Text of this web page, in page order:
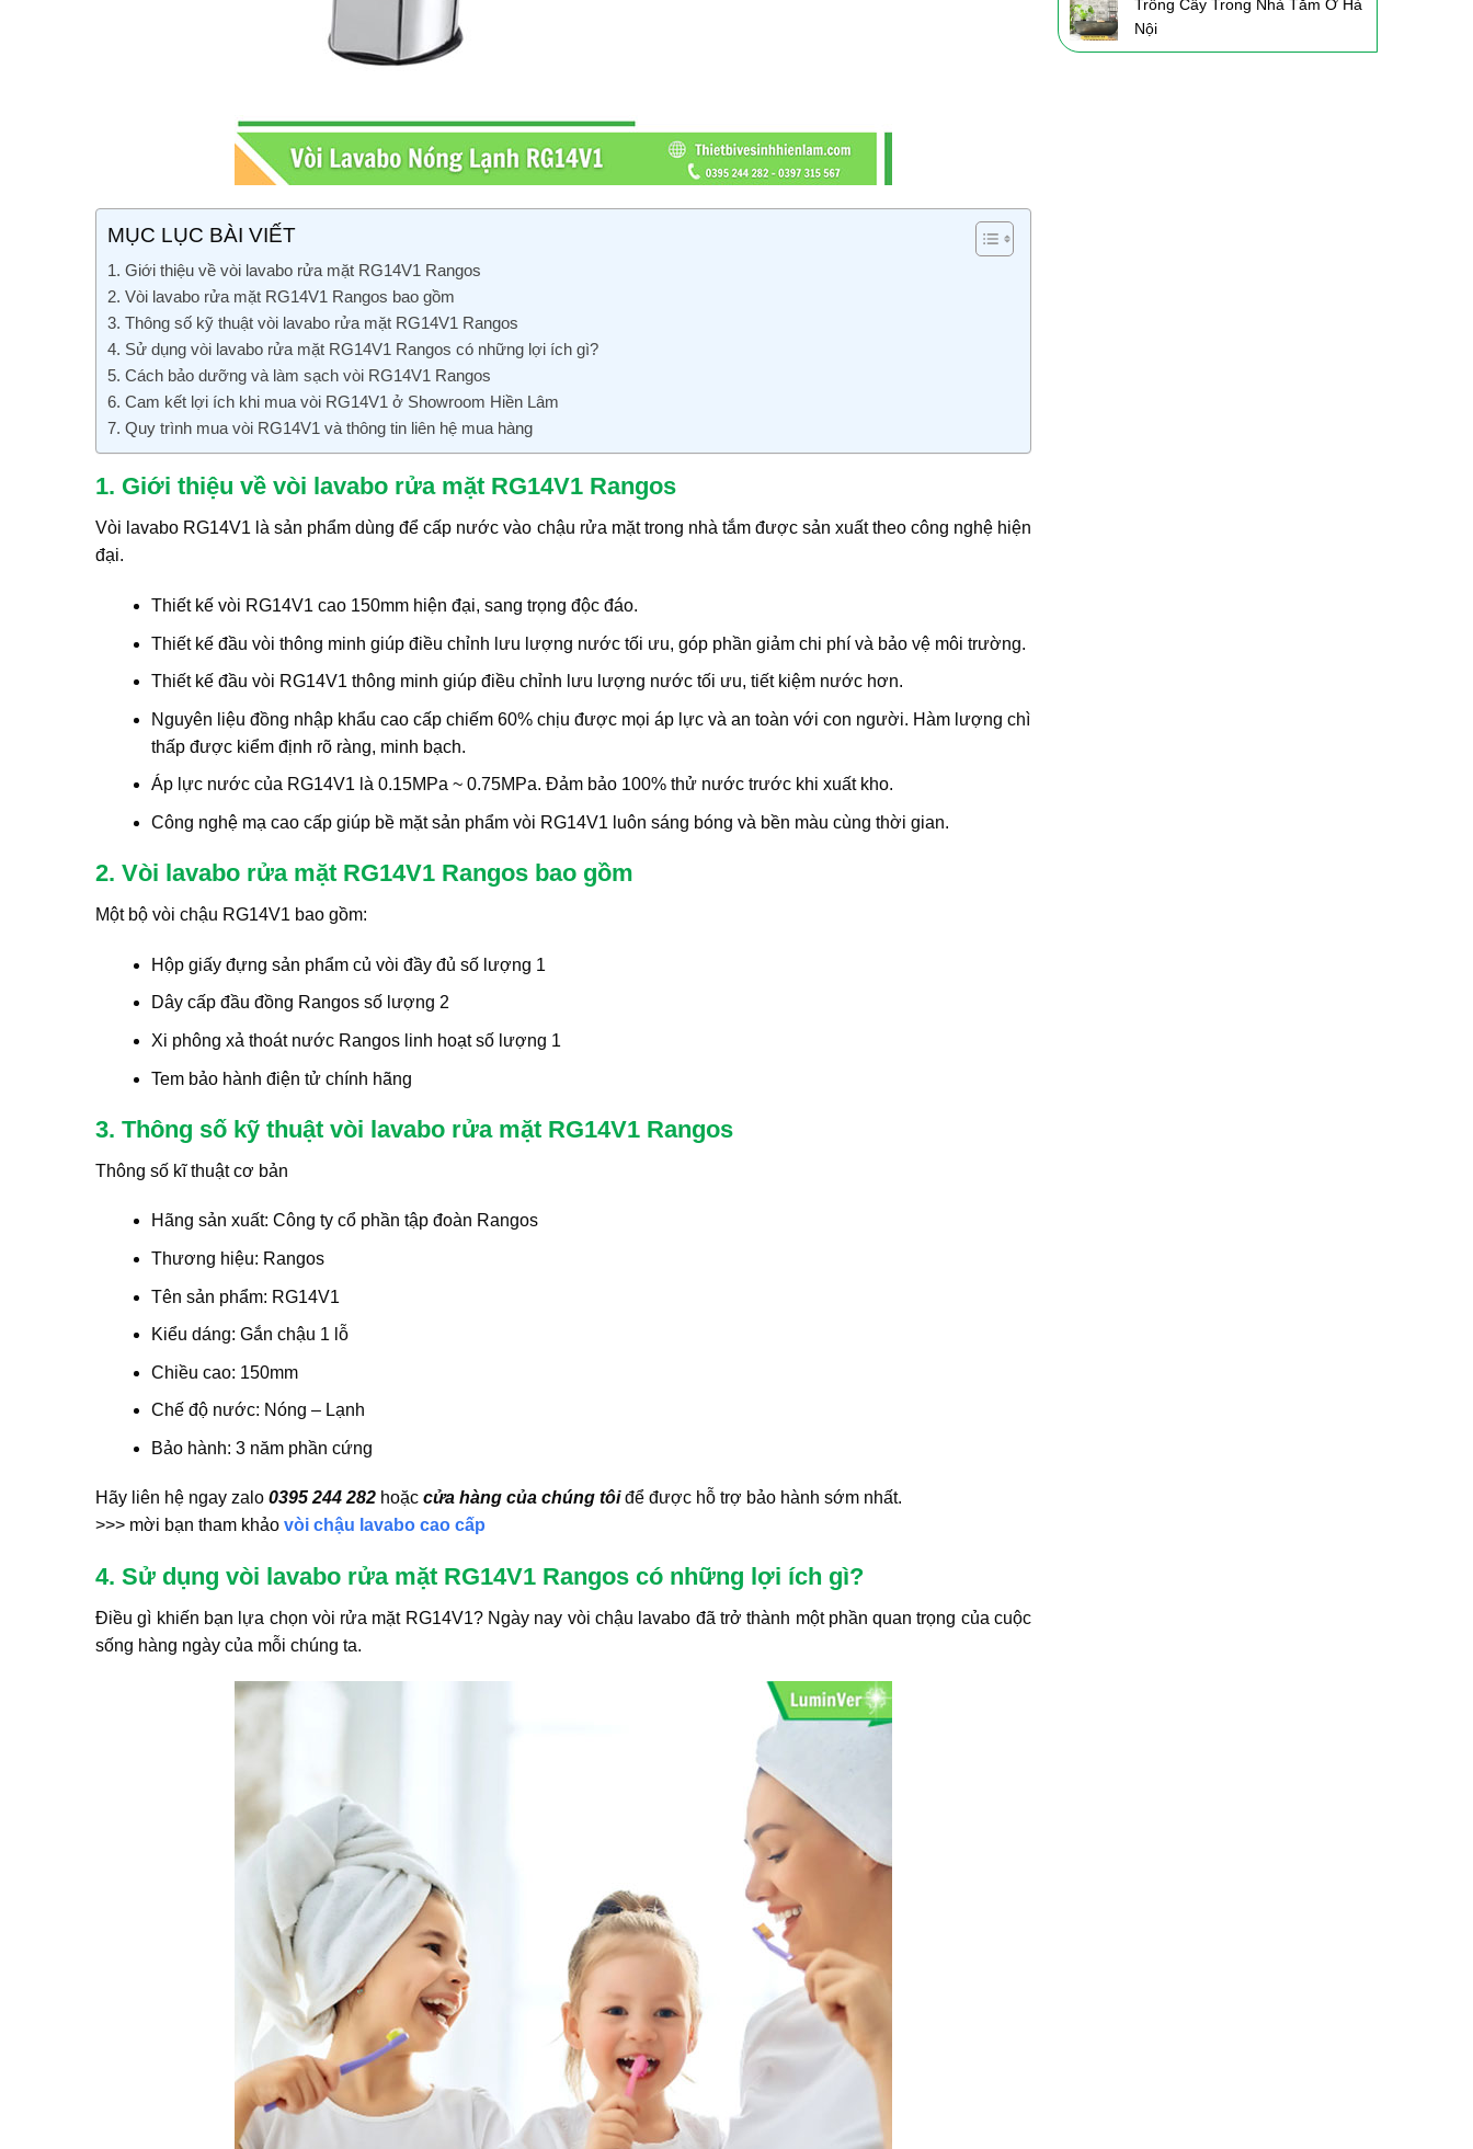
Trồng Cây Trong Nhà Tắm Ở Hà
Nội
MỤC LỤC BÀI VIẾT
1. Giới thiệu về vòi lavabo rửa mặt RG14V1 Rangos
2. Vòi lavabo rửa mặt RG14V1 Rangos bao gồm
3. Thông số kỹ thuật vòi lavabo rửa mặt RG14V1 Rangos
4. Sử dụng vòi lavabo rửa mặt RG14V1 Rangos có những lợi ích gì?
5. Cách bảo dưỡng và làm sạch vòi RG14V1 Rangos
6. Cam kết lợi ích khi mua vòi RG14V1 ở Showroom Hiền Lâm
7. Quy trình mua vòi RG14V1 và thông tin liên hệ mua hàng
1. Giới thiệu về vòi lavabo rửa mặt RG14V1 Rangos
Vòi lavabo RG14V1 là sản phẩm dùng để cấp nước vào chậu rửa mặt trong nhà tắm được sản xuất theo công nghệ hiện
đại.
Thiết kế vòi RG14V1 cao 150mm hiện đại, sang trọng độc đáo.
Thiết kế đầu vòi thông minh giúp điều chỉnh lưu lượng nước tối ưu, góp phần giảm chi phí và bảo vệ môi trường.
Thiết kế đầu vòi RG14V1 thông minh giúp điều chỉnh lưu lượng nước tối ưu, tiết kiệm nước hơn.
Nguyên liệu đồng nhập khẩu cao cấp chiếm 60% chịu được mọi áp lực và an toàn với con người. Hàm lượng chì
thấp được kiểm định rõ ràng, minh bạch.
Áp lực nước của RG14V1 là 0.15MPa ~ 0.75MPa. Đảm bảo 100% thử nước trước khi xuất kho.
Công nghệ mạ cao cấp giúp bề mặt sản phẩm vòi RG14V1 luôn sáng bóng và bền màu cùng thời gian.
2. Vòi lavabo rửa mặt RG14V1 Rangos bao gồm
Một bộ vòi chậu RG14V1 bao gồm:
Hộp giấy đựng sản phẩm củ vòi đầy đủ số lượng 1
Dây cấp đầu đồng Rangos số lượng 2
Xi phông xả thoát nước Rangos linh hoạt số lượng 1
Tem bảo hành điện tử chính hãng
3. Thông số kỹ thuật vòi lavabo rửa mặt RG14V1 Rangos
Thông số kĩ thuật cơ bản
Hãng sản xuất: Công ty cổ phần tập đoàn Rangos
Thương hiệu: Rangos
Tên sản phẩm: RG14V1
Kiểu dáng: Gắn chậu 1 lỗ
Chiều cao: 150mm
Chế độ nước: Nóng – Lạnh
Bảo hành: 3 năm phần cứng
Hãy liên hệ ngay zalo 0395 244 282 hoặc cửa hàng của chúng tôiđể được hỗ trợ bảo hành sớm nhất.
>>> mời bạn tham khảo vòi chậu lavabo cao cấp
4. Sử dụng vòi lavabo rửa mặt RG14V1 Rangos có những lợi ích gì?
Điều gì khiến bạn lựa chọn vòi rửa mặt RG14V1? Ngày nay vòi chậu lavabo đã trở thành một phần quan trọng của cuộc
sống hàng ngày của mỗi chúng ta.